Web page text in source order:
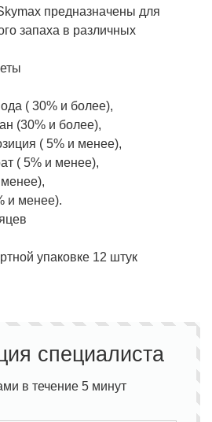
предназначены для
запаха в различных
( 30% и более),
(30% и более),
( 5% и менее),
( 5% и менее),
и менее).
упаковке 12 штук
специалиста
в течение 5 минут